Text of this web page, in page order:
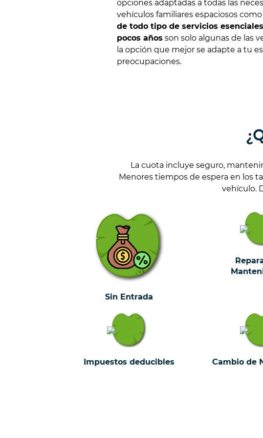
opciones adaptadas a todas las
vehículos familiares espaciosos
de todo tipo de servicios
pocos años son solo algunas de las
la opción que mejor se adapte a tu
preocupaciones.
La cuota incluye seguro,
Menores tiempos de espera en los
vehículo.
Sin Entrada
Impuestos deducibles Cambio de